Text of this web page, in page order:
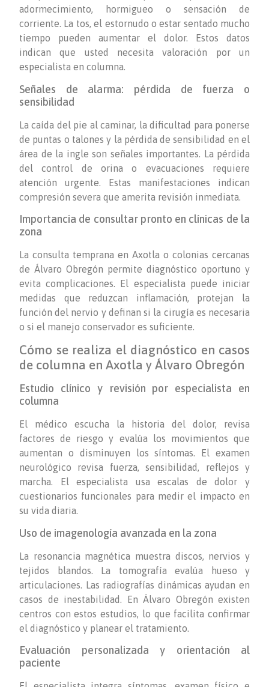
adormecimiento, hormigueo o sensación de
corriente. La tos, el estornudo o estar sentado mucho
tiempo pueden aumentar el dolor. Estos datos
indican que usted necesita valoración por un
especialista en columna.
Señales de alarma: pérdida de fuerza o
sensibilidad
La caída del pie al caminar, la dificultad para ponerse
de puntas o talones y la pérdida de sensibilidad en el
área de la ingle son señales importantes. La pérdida
del control de orina o evacuaciones requiere
atención urgente. Estas manifestaciones indican
compresión severa que amerita revisión inmediata.
Importancia de consultar pronto en clínicas de la
zona
La consulta temprana en Axotla o colonias cercanas
de Álvaro Obregón permite diagnóstico oportuno y
evita complicaciones. El especialista puede iniciar
medidas que reduzcan inflamación, protejan la
función del nervio y definan si la cirugía es necesaria
o si el manejo conservador es suficiente.
Cómo se realiza el diagnóstico en casos
de columna en Axotla y Álvaro Obregón
Estudio clínico y revisión por especialista en
columna
El médico escucha la historia del dolor, revisa
factores de riesgo y evalúa los movimientos que
aumentan o disminuyen los síntomas. El examen
neurológico revisa fuerza, sensibilidad, reflejos y
marcha. El especialista usa escalas de dolor y
cuestionarios funcionales para medir el impacto en
su vida diaria.
Uso de imagenología avanzada en la zona
La resonancia magnética muestra discos, nervios y
tejidos blandos. La tomografía evalúa hueso y
articulaciones. Las radiografías dinámicas ayudan en
casos de inestabilidad. En Álvaro Obregón existen
centros con estos estudios, lo que facilita confirmar
el diagnóstico y planear el tratamiento.
Evaluación personalizada y orientación al
paciente